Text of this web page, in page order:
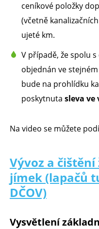
ceníkové položky
(včetně
ujeté km.
V případě, že spolu
objednán ve
bude na prohlídku
poskytnuta sleva ve
Na video se můžete
Vývoz a
jímek (lapačů
DČOV)
Vysvětlení